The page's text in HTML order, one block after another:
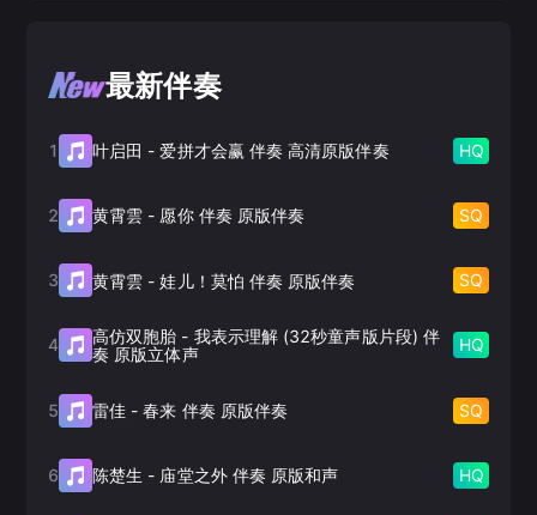
最新伴奏
1 叶启田 -爱拼才会赢 伴奏 高清原版伴奏 HQ
2 黄霄雲 - 愿你 伴奏 原版伴奏 SQ
3 黄霄雲 -娃儿！莫怕 伴奏 原版伴奏 SQ
4 高仿双胞胎 - 我表示理解 (32秒童声版片段) 伴
奏 原版立体声
HQ
5 雷佳 -春来 伴奏 原版伴奏 SQ
6 陈楚生 - 庙堂之外 伴奏 原版和声 HQ